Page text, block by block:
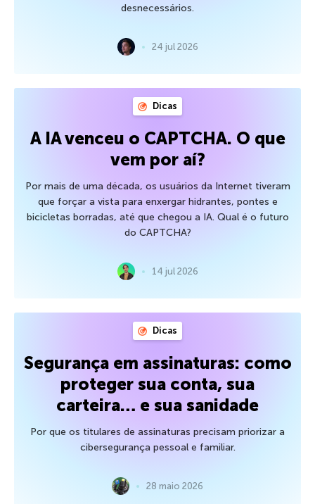
desnecessários.
24 jul 2026
Dicas
A IA venceu o CAPTCHA. O que
vem por aí?
Por mais de uma década, os usuários da Internet tiveram
que forçar a vista para enxergar hidrantes, pontes e
bicicletas borradas, até que chegou a IA. Qual é o futuro
do CAPTCHA?
14 jul 2026
Dicas
Segurança em assinaturas: como
proteger sua conta, sua
carteira… e sua sanidade
Por que os titulares de assinaturas precisam priorizar a
cibersegurança pessoal e familiar.
28 maio 2026